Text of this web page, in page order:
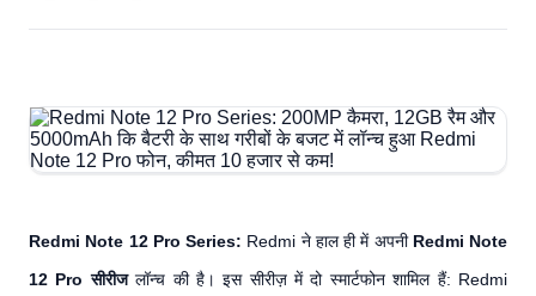
Redmi Note 12 Pro Series: Redmi ने हाल ही में अपनी Redmi Note
12 Pro सीरीजलॉन्च की है। इस सीरीज़ में दो स्मार्टफोन शामिल हैं: Redmi